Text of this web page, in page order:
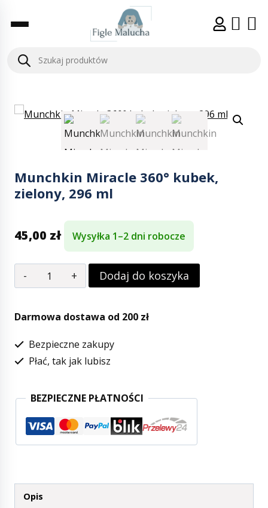
Munchkin Miracle 360° kubek,
zielony, 296 ml
45,00 zł Wysyłka 1–2 dni robocze
Dodaj do koszyka
Darmowa dostawa od 200 zł
Bezpieczne zakupy
Płać, tak jak lubisz
BEZPIECZNE PŁATNOŚCI
Opis